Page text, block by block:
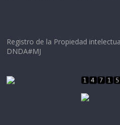
Registro de la Propiedad
DNDA#MJ